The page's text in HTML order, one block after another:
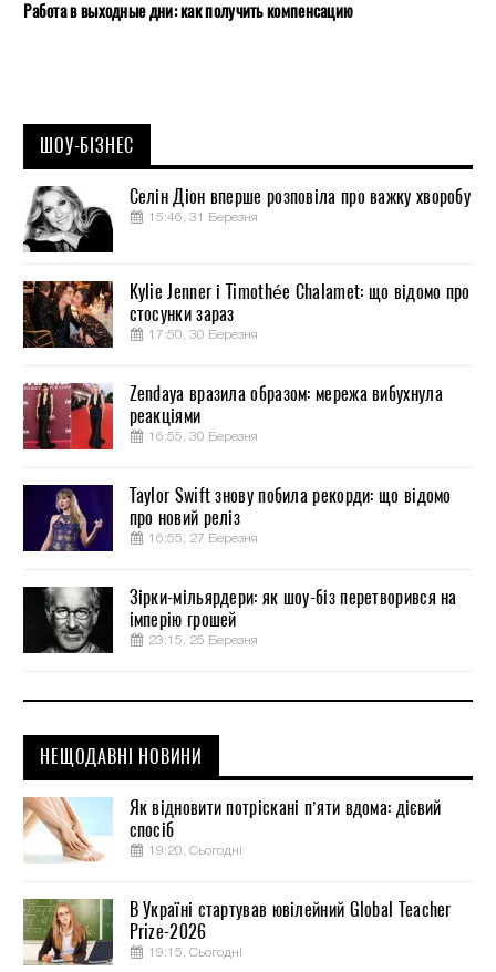
Работа в выходные дни: как получить компенсацию
ШОУ-БІЗНЕС
Селін Діон вперше розповіла про важку хворобу
15:46, 31 Березня
Kylie Jenner і Timothée Chalamet: що відомо про
стосунки зараз
17:50, 30 Березня
Zendaya вразила образом: мережа вибухнула
реакціями
16:55, 30 Березня
Taylor Swift знову побила рекорди: що відомо
про новий реліз
16:55, 27 Березня
Зірки-мільярдери: як шоу-біз перетворився на
імперію грошей
23:15, 25 Березня
НЕЩОДАВНІ НОВИНИ
Як відновити потріскані п’яти вдома: дієвий
спосіб
19:20, Сьогодні
В Україні стартував ювілейний Global Teacher
Prize-2026
19:15, Сьогодні